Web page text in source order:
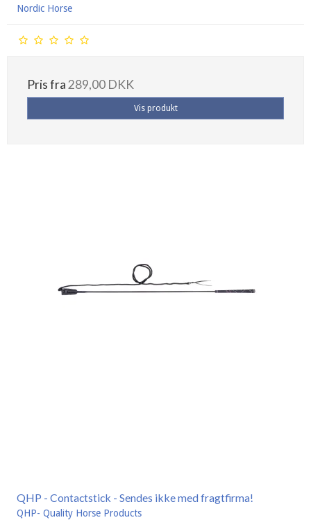
Nordic Horse
Pris fra 289,00 DKK
Vis produkt
QHP - Contactstick - Sendes ikke med fragtfirma!
QHP- Quality Horse Products